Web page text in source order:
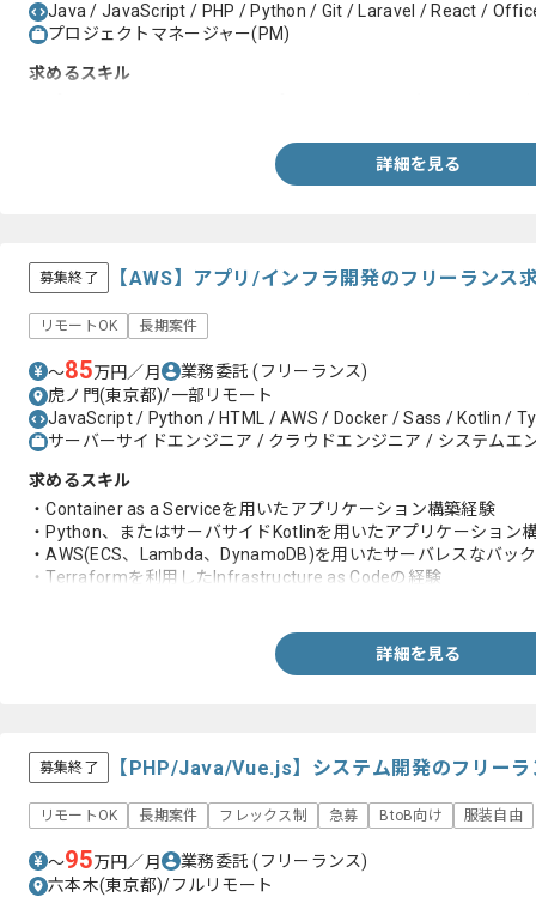
Java / JavaScript / PHP / Python / Git / Laravel / React /
プロジェクトマネージャー(PM)
求めるスキル
詳細を見る
募集終了 【AWS】アプリ/インフラ開発のフリーランス
リモートOK 長期案件
〜85万円／月 業務委託(フリーランス)
虎ノ門(東京都)/一部リモート
JavaScript / Python / HTML / AWS / Docker / Sass / Kotlin /
サーバーサイドエンジニア / クラウドエンジニア / システムエ
求めるスキル
・Container as a Serviceを用いたアプリケーション構築経験
・Python、またはサーバサイドKotlinを用いたアプリケーション
・AWS(ECS、Lambda、DynamoDB)を用いたサーバレスなバッ
・Terraformを利用したInfrastructure as Codeの経験
詳細を見る
募集終了 【PHP/Java/Vue.js】システム開発のフリー
リモートOK 長期案件 フレックス制 急募 BtoB向け 服装自由
〜95万円／月 業務委託(フリーランス)
六本木(東京都)/フルリモート